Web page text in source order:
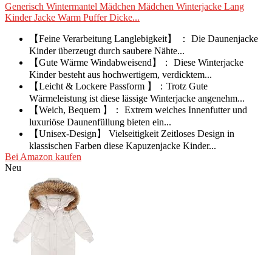
Generisch Wintermantel Mädchen Mädchen Winterjacke Lang
Kinder Jacke Warm Puffer Dicke...
【Feine Verarbeitung Langlebigkeit】 ： Die Daunenjacke
Kinder überzeugt durch saubere Nähte...
【Gute Wärme Windabweisend】： Diese Winterjacke
Kinder besteht aus hochwertigem, verdicktem...
【Leicht & Lockere Passform 】：Trotz Gute
Wärmeleistung ist diese lässige Winterjacke angenehm...
【Weich, Bequem 】： Extrem weiches Innenfutter und
luxuriöse Daunenfüllung bieten ein...
【Unisex-Design】 Vielseitigkeit Zeitloses Design in
klassischen Farben diese Kapuzenjacke Kinder...
Bei Amazon kaufen
Neu